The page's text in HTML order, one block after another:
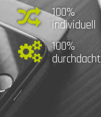
100%
individuell
100%
durchdacht